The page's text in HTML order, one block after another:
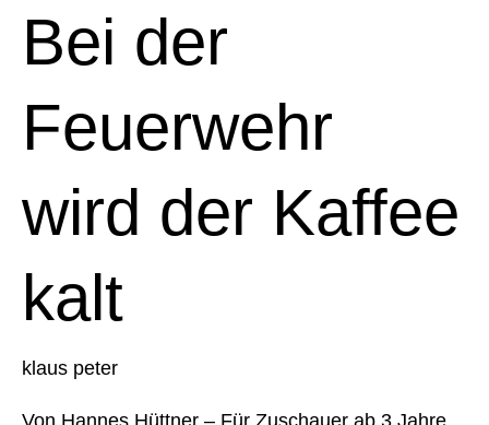
Bei der
Feuerwehr
wird der Kaffee
kalt
klaus peter
Von Hannes Hüttner – Für Zuschauer ab 3 Jahre
Feuerwehr
wird
der
Kaffee
kalt